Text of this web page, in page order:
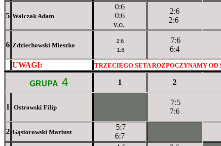
5 Walczak Adam
0:6
0;6
v.o.
2:6
2:6
6 Zdziechowski Mieszko
2:6
1:6
7:6
6:4
UWAGI:
TRZECIEGO SETA ROZPOCZYNAMY OD
GRUPA 4 1 2
1 Ostrowski Filip
7:5
7:6
2 Gąsiorowski Mariusz
5:7
6:7